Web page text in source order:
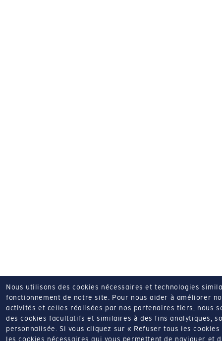
Nous utilisons des cookies nécessaires et technologies
fonctionnement de notre site. Pour nous aider à améliorer
activités et celles réalisées par nos partenaires tiers, nous
des cookies facultatifs et similaires à des fins analytiques,
personnalisée.
Si vous cliquez sur « Refuser tous les
les cookies nécessaires qui vous permettent de naviguer et